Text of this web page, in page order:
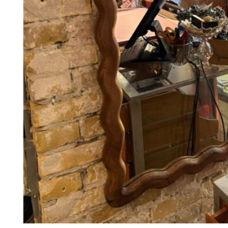
DKKVælg muligheder
Se kurvKasse